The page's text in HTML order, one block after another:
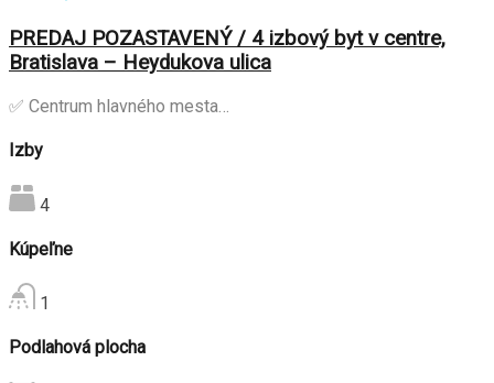
PREDAJ POZASTAVENÝ / 4 izbový byt v centre,
Bratislava – Heydukova ulica
✅ Centrum hlavného mesta…
Izby
4
Kúpeľne
1
Podlahová plocha